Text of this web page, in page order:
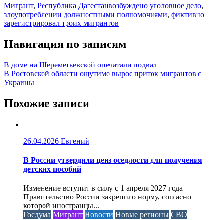
Мигрант, Республика Дагестанвозбуждено уголовное дело,
злоупотреблении должностными полномочиями, фиктивно
зарегистрировал троих мигрантов
Навигация по записям
В доме на Шереметьевской опечатали подвал
В Ростовской области ощутимо вырос приток мигрантов с
Украины
Похожие записи
26.04.2026 Евгений
В России утвердили ценз оседлости для получения
детских пособий
Изменение вступит в силу с 1 апреля 2027 года
Правительство России закрепило норму, согласно
которой иностранцы...
Госдума Мигрант Новости Новые регионы СВО